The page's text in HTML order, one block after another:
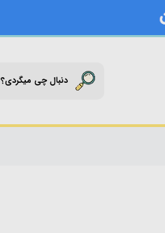
دنبال چی میگردی؟